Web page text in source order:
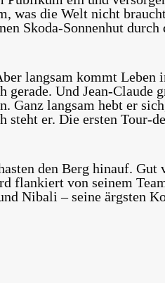
was die Welt nicht
Skoda-Sonnenhut durch
langsam kommt Leben
gerade. Und Jean-Claude
Ganz langsam hebt er
er. Die ersten Tour-
den Berg hinauf. Gut
flankiert von seinem
Nibali – seine ärgsten